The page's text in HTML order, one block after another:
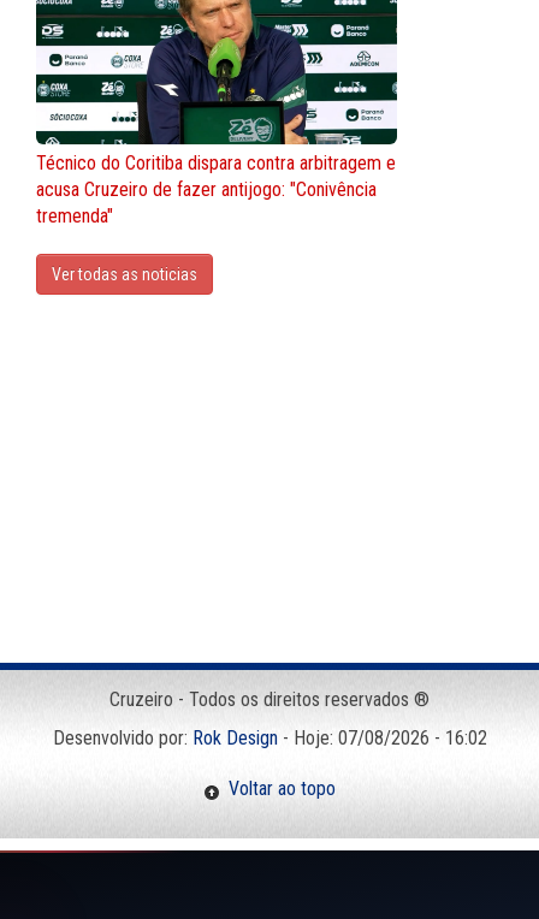
Técnico do Coritiba dispara contra arbitragem e
acusa Cruzeiro de fazer antijogo: "Conivência
tremenda"
Ver todas as noticias
Cruzeiro - Todos os direitos reservados ®
Desenvolvido por: Rok Design- Hoje: 07/08/2026 - 16:02
Voltar ao topo